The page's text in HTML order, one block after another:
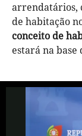
arrendatários,
de habitação
conceito de
estará na base